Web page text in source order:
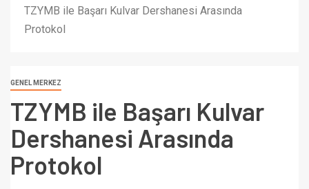
TZYMB ile Başarı Kulvar Dershanesi Arasında
Protokol
GENEL MERKEZ
TZYMB ile Başarı Kulvar
Dershanesi Arasında
Protokol